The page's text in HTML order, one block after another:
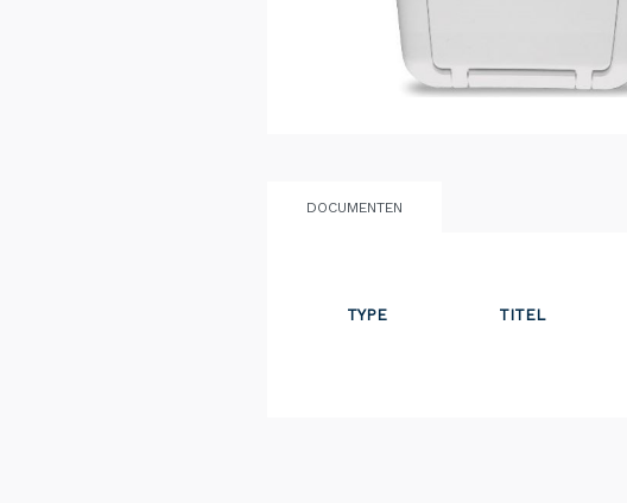
DOCUMENTEN
TYPE TITEL